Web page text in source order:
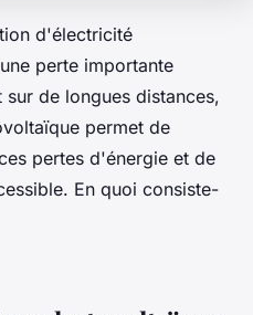
d'électricité
perte importante
de longues distances,
permet de
pertes d'énergie et de
En quoi consiste-